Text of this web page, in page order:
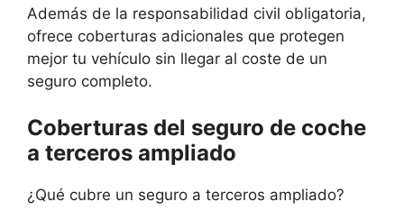
Además de la responsabilidad civil obligatoria,
ofrece coberturas adicionales que protegen
mejor tu vehículo sin llegar al coste de un
seguro completo.
Coberturas del seguro de coche
a terceros ampliado
¿Qué cubre un seguro a terceros ampliado?